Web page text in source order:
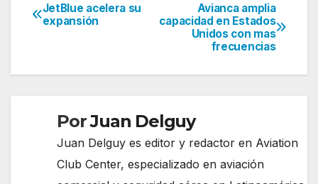
Navegación
entradas
Avianca amplia
capacidad en Estados
Unidos con mas
frecuencias
JetBlue acelera su
expansión
PorJuan Delguy
Juan Delguy es editor y redactor en Aviation
Club Center, especializado en aviación